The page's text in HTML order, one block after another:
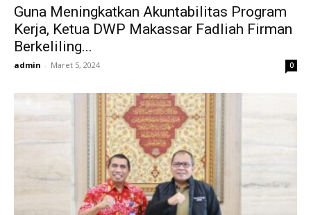
Guna Meningkatkan Akuntabilitas Program
Kerja, Ketua DWP Makassar Fadliah Firman
Berkeliling...
admin - Maret 5, 2024 0